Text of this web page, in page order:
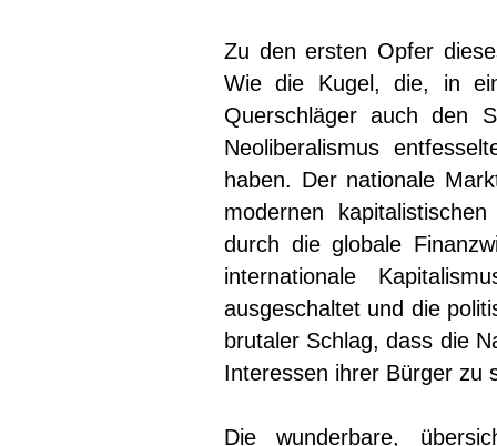
Zu den ersten Opfer
Wie die Kugel, die, in
Querschläger auch den
Neoliberalismus
haben. Der nationale
modernen
durch die globale
internationale
ausgeschaltet und die
brutaler Schlag, dass die
Interessen ihrer Bürger zu
Die wunderbare,